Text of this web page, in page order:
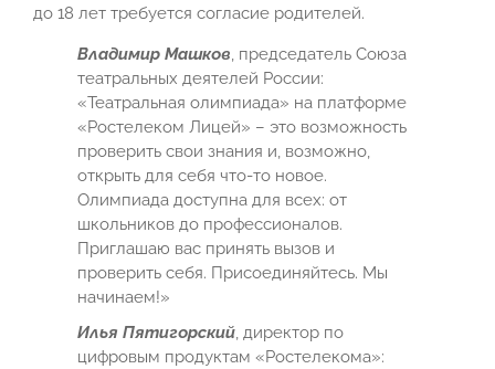
до 18 лет требуется согласие родителей.
Владимир Машков, председатель Союза
театральных деятелей России:
«Театральная олимпиада» на платформе
«Ростелеком Лицей» – это возможность
проверить свои знания и, возможно,
открыть для себя что-то новое.
Олимпиада доступна для всех: от
школьников до профессионалов.
Приглашаю вас принять вызов и
проверить себя. Присоединяйтесь. Мы
начинаем!»
Илья Пятигорский, директор по
цифровым продуктам «Ростелекома»: